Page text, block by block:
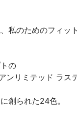
、私のためのフィッ
の
ンリミテッド ラス
創られた24色。